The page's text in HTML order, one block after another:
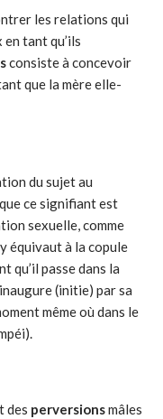
les relations qui
tant qu’ils
consiste à concevoir
que la mère elle-
du sujet au
ce signifiant est
sexuelle, comme
équivaut à la copule
qu’il passe dans la
(initie) par sa
même où dans le
des perversionsmâles